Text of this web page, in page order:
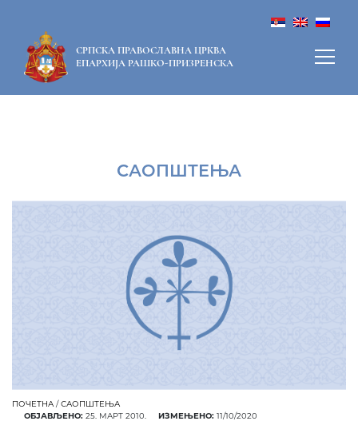
СРПСКА ПРАВОСЛАВНА ЦРКВА
ЕПАРХИЈА РАШКО-ПРИЗРЕНСКА
САОПШТЕЊА
ПОЧЕТНА /САОПШТЕЊА
ОБЈАВЉЕНО: 25. МАРТ 2010. ИЗМЕЊЕНО: 11/10/2020